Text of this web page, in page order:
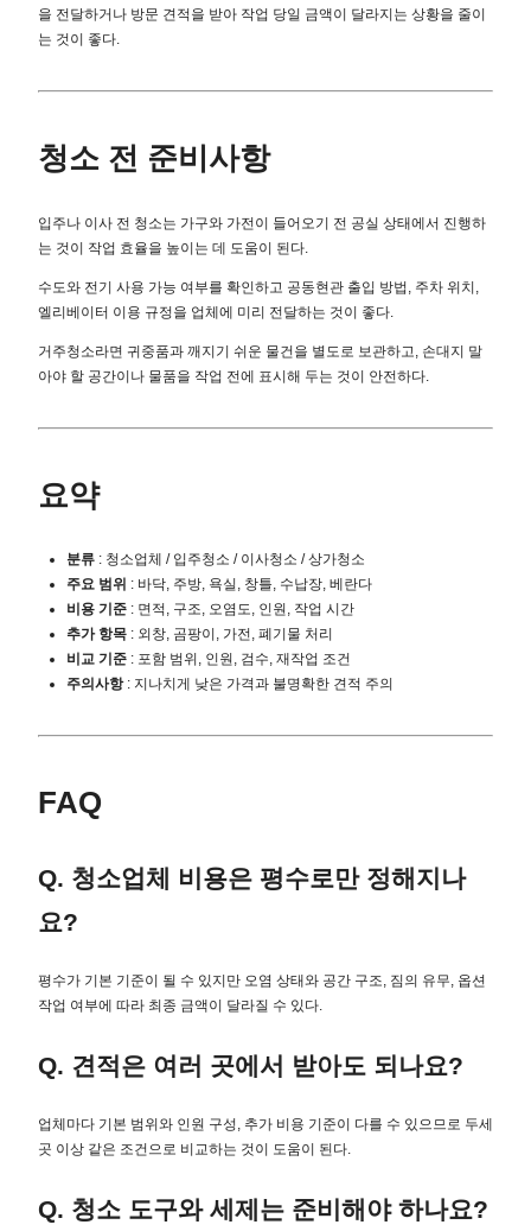
을 전달하거나 방문 견적을 받아 작업 당일 금액이 달라지는 상황을 줄이
는 것이 좋다.
청소 전 준비사항
입주나 이사 전 청소는 가구와 가전이 들어오기 전 공실 상태에서 진행하
는 것이 작업 효율을 높이는 데 도움이 된다.
수도와 전기 사용 가능 여부를 확인하고 공동현관 출입 방법, 주차 위치,
엘리베이터 이용 규정을 업체에 미리 전달하는 것이 좋다.
거주청소라면 귀중품과 깨지기 쉬운 물건을 별도로 보관하고, 손대지 말
아야 할 공간이나 물품을 작업 전에 표시해 두는 것이 안전하다.
요약
분류 : 청소업체 / 입주청소 / 이사청소 / 상가청소
주요 범위 : 바닥, 주방, 욕실, 창틀, 수납장, 베란다
비용 기준 : 면적, 구조, 오염도, 인원, 작업 시간
추가 항목 : 외창, 곰팡이, 가전, 폐기물 처리
비교 기준 : 포함 범위, 인원, 검수, 재작업 조건
주의사항: 지나치게 낮은 가격과 불명확한 견적 주의
FAQ
Q. 청소업체 비용은 평수로만 정해지나
요?
평수가 기본 기준이 될 수 있지만 오염 상태와 공간 구조, 짐의 유무, 옵션
작업 여부에 따라 최종 금액이 달라질 수 있다.
Q. 견적은 여러 곳에서 받아도 되나요?
업체마다 기본 범위와 인원 구성, 추가 비용 기준이 다를 수 있으므로 두세
곳 이상 같은 조건으로 비교하는 것이 도움이 된다.
Q. 청소 도구와 세제는 준비해야 하나요?